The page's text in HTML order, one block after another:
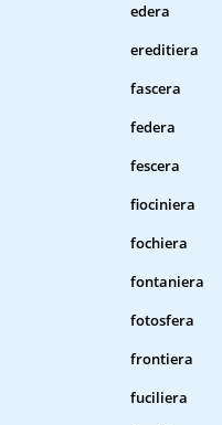
edera
ereditiera
fascera
federa
fescera
fiociniera
fochiera
fontaniera
fotosfera
frontiera
fuciliera